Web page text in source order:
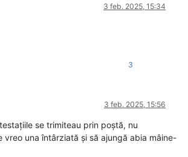
3 feb. 2025, 15:34
3
3 feb. 2025, 15:56
se trimiteau prin poștă, nu
vreo una întârziată și să ajungă abia mâine-